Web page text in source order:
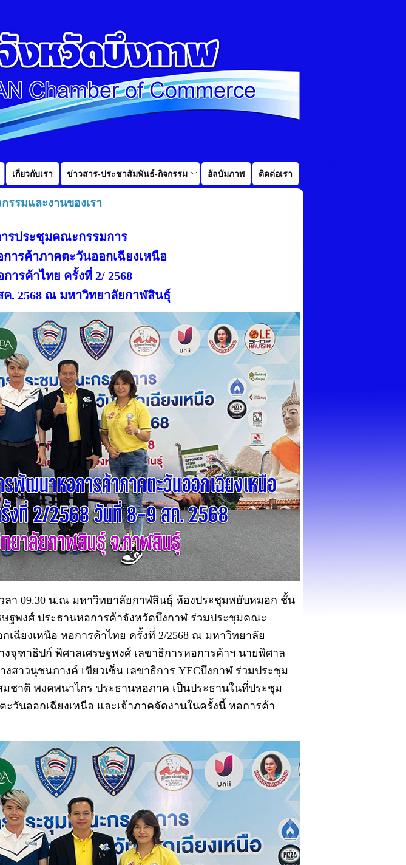
ติดต่อเรา
อัลบัมภาพ
ข่าวสาร-ประชาสัมพันธ์-กิจกรรม
เกี่ยวกับเรา
รรมและงานของเรา
รประชุมคณะกรรมการ
ารค้าภาคตะวันออกเฉียงเหนือ
การค้าไทย ครั้งที่ 2/ 2568
ค. 2568 ณ มหาวิทยาลัยกาฬสินธุ์
วลา 09.30 น.ณ มหาวิทยาลัยกาฬสินธุ์ ห้องประชุมพยับหมอก ชั้น
ษฐพงศ์ ประธานหอการค้าจังหวัดบึงกาฬ ร่วมประชุมคณะ
ฉียงเหนือ หอการค้าไทย ครั้งที่ 2/2568 ณ มหาวิทยาลัย
จุฑาธิปก์ พิศาลเศรษฐพงศ์ เลขาธิการหอการค้าฯ นายพิศาล
สาวนุชนภางค์ เขียวเซ็น เลขาธิการ YECบึงกาฬ ร่วมประชุม
ชาติ พงคพนาไกร ประธานหอภาค เป็นประธานในที่ประชุม
วันออกเฉียงเหนือ และเจ้าภาคจัดงานในครั้งนี้ หอการค้า